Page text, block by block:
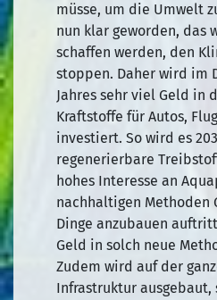
müsse, um die Umwelt
nun klar geworden, das
schaffen werden, den
stoppen. Daher wird im
Jahres sehr viel Geld in
Kraftstoffe für Autos,
investiert. So wird es
regenerierbare
hohes Interesse an
nachhaltigen Methoden
Dinge anzubauen
Geld in solch neue
Zudem wird auf der
Infrastruktur ausgebaut,